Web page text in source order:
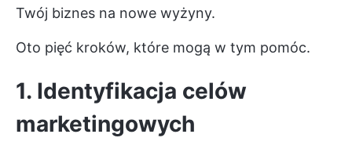
Twój biznes na nowe wyżyny.
Oto pięć kroków, które mogą w tym pomóc.
1. Identyfikacja celów
marketingowych